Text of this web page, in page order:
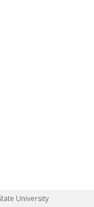
University